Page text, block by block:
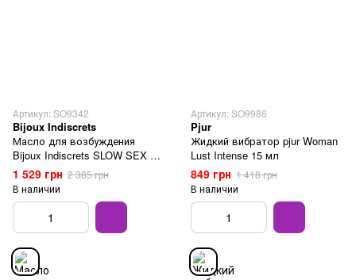
Артикул: SO9342
Bijoux Indiscrets
Масло для возбуждения
Bijoux Indiscrets SLOW SEX 30
мл
1 529 грн 2 385 грн
В наличии
Артикул: SO9986
Pjur
Жидкий вибратор pjur Woman
Lust Intense 15 мл
849 грн 1 418 грн
В наличии